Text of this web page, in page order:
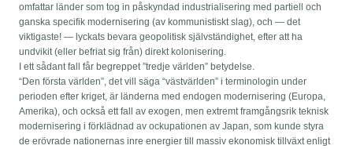
omfattar länder som tog in påskyndad industrialisering med partiell och
ganska specifik modernisering (av kommunistiskt slag), och — det
viktigaste! — lyckats bevara geopolitisk självständighet, efter att ha
undvikit (eller befriat sig från) direkt kolonisering.
I ett sådant fall får begreppet ”tredje världen” betydelse.
“Den första världen”, det vill säga “västvärlden” i terminologin under
perioden efter kriget, är länderna med endogen modernisering (Europa,
Amerika), och också ett fall av exogen, men extremt framgångsrik teknisk
modernisering i förklädnad av ockupationen av Japan, som kunde styra
de erövrade nationernas inre energier till massiv ekonomisk tillväxt enligt